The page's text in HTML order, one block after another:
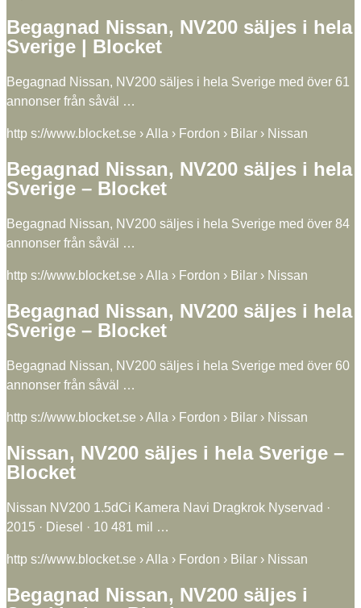
Begagnad Nissan, NV200 säljes i hela
Sverige | Blocket
Begagnad Nissan, NV200 säljes i hela Sverige med över 61
annonser från såväl …
http s://www.blocket.se › Alla › Fordon › Bilar › Nissan
Begagnad Nissan, NV200 säljes i hela
Sverige – Blocket
Begagnad Nissan, NV200 säljes i hela Sverige med över 84
annonser från såväl …
http s://www.blocket.se › Alla › Fordon › Bilar › Nissan
Begagnad Nissan, NV200 säljes i hela
Sverige – Blocket
Begagnad Nissan, NV200 säljes i hela Sverige med över 60
annonser från såväl …
http s://www.blocket.se › Alla › Fordon › Bilar › Nissan
Nissan, NV200 säljes i hela Sverige –
Blocket
Nissan NV200 1.5dCi Kamera Navi Dragkrok Nyservad ·
2015 · Diesel · 10 481 mil …
http s://www.blocket.se › Alla › Fordon › Bilar › Nissan
Begagnad Nissan, NV200 säljes i